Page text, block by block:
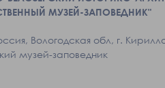
МУЗЕЙ-ЗАПОВЕДНИК"
Вологодская обл, г.
музей-заповедник